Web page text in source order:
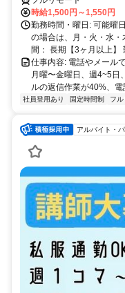
時給1,500円～1,550円
勤務時間・曜日: 可能曜
の場合は、月・火・水
間： 長期【3ヶ月以上】
仕事内容: 電話やメール
月曜〜金曜日、週4~5日
ルの返信作業が40%、
社員登用あり 固定時間制 フル
アルバイト・